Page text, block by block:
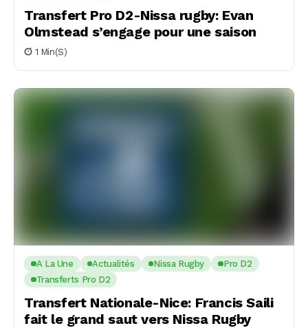
Transfert Pro D2-Nissa rugby: Evan
Olmstead s’engage pour une saison
1 Min(s)
A La Une Actualités Nissa Rugby
Pro D2
Transferts Pro D2
Transfert Nationale-Nice: Francis Saili
fait le grand saut vers Nissa Rugby